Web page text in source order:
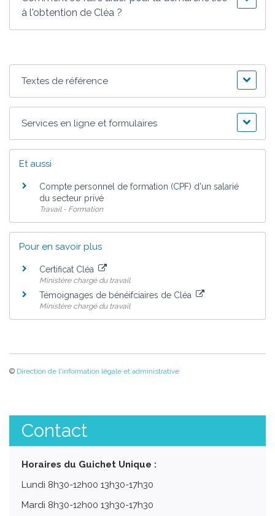
à l'obtention de Cléa ?
Textes de référence
Services en ligne et formulaires
Et aussi
Compte personnel de formation (CPF) d'un salarié
du secteur privé
Travail - Formation
Pour en savoir plus
Certificat Cléa
Ministère chargé du travail
Témoignages de bénéifciaires de Cléa
Ministère chargé du travail
© Direction de l'information légale et administrative
Contact
Horaires du Guichet Unique :
Lundi 8h30-12h00 13h30-17h30
Mardi 8h30-12h00 13h30-17h30